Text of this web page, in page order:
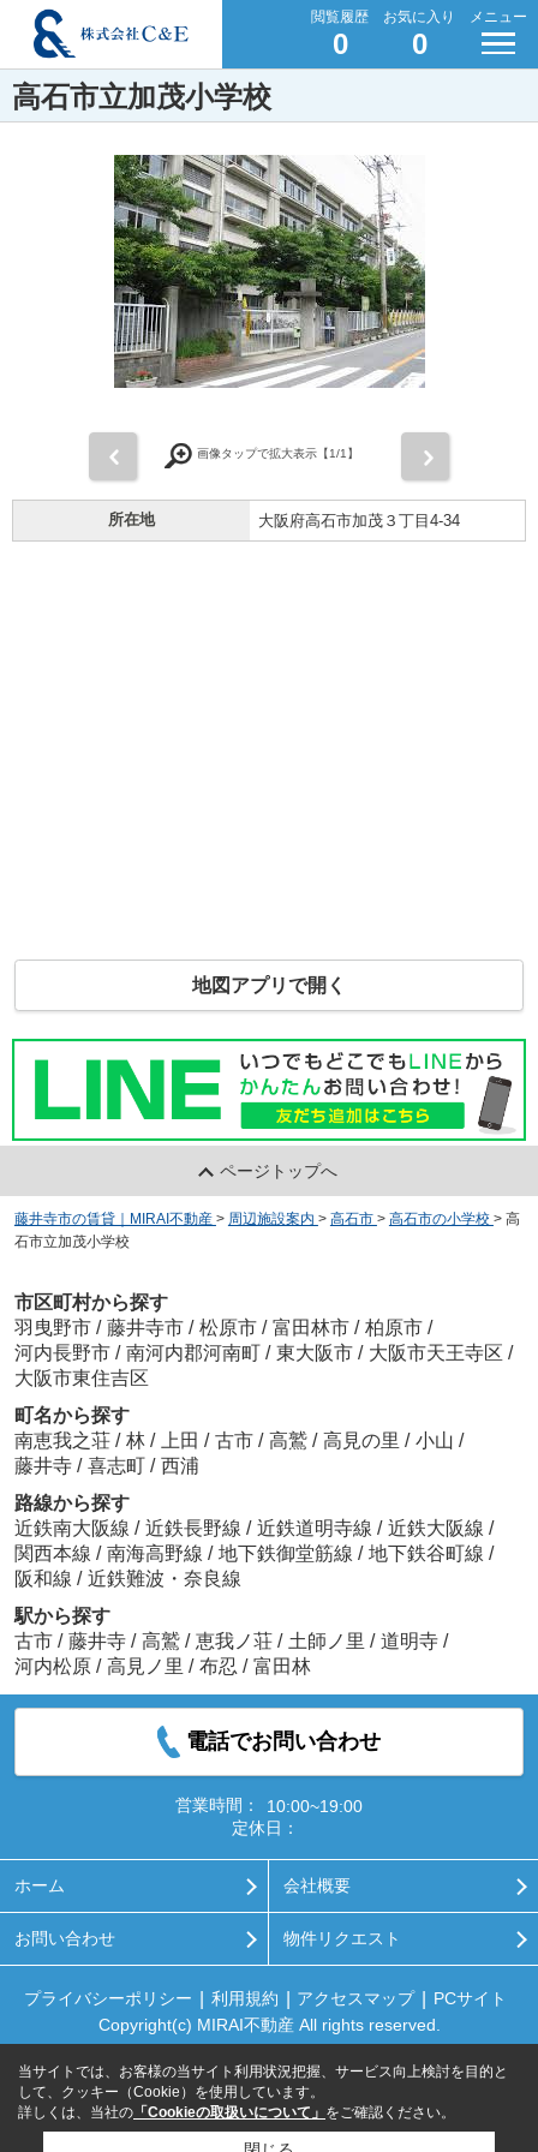
閲覧履歴
0
お気に入り
0
メニュー
高石市立加茂小学校
画像タップで拡大表示【1/1】
所在地 大阪府高石市加茂３丁目4-34
地図アプリで開く
ページトップへ
藤井寺市の賃貸｜MIRAI不動産 > 周辺施設案内 > 高石市 > 高石市の小学校 > 高
石市立加茂小学校
市区町村から探す
羽曳野市 / 藤井寺市 / 松原市 / 富田林市 / 柏原市 /
河内長野市 / 南河内郡河南町 / 東大阪市 / 大阪市天王寺区 /
大阪市東住吉区
町名から探す
南恵我之荘 / 林 / 上田 / 古市 / 高鷲 / 高見の里 / 小山 /
藤井寺 / 喜志町 / 西浦
路線から探す
近鉄南大阪線 / 近鉄長野線 / 近鉄道明寺線 / 近鉄大阪線 /
関西本線 / 南海高野線 / 地下鉄御堂筋線 / 地下鉄谷町線 /
阪和線 / 近鉄難波・奈良線
駅から探す
古市 / 藤井寺 / 高鷲 / 恵我ノ荘 / 土師ノ里 / 道明寺 /
河内松原 / 高見ノ里 / 布忍 / 富田林
電話でお問い合わせ
営業時間：
10:00~19:00
定休日：
ホーム 会社概要
お問い合わせ 物件リクエスト
プライバシーポリシー 利用規約 アクセスマップ
PCサイト
Copyright(c) MIRAI不動産 All rights reserved.
当サイトでは、お客様の当サイト利用状況把握、サービス向上検討を目的と
して、クッキー（Cookie）を使用しています。
詳しくは、当社の 「Cookieの取扱いについて」 をご確認ください。